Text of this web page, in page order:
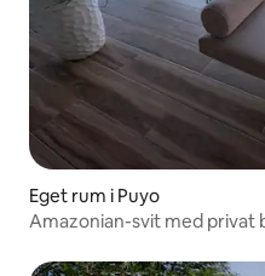
Eget rum i Puyo
Amazonian-svit med privat